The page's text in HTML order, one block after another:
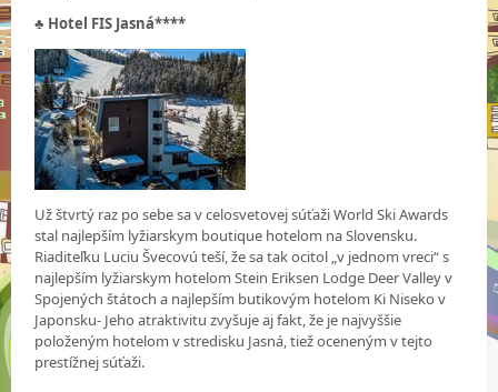
♣ Hotel FIS Jasná****
Už štvrtý raz po sebe sa v celosvetovej súťaži World Ski Awards
stal najlepším lyžiarskym boutique hotelom na Slovensku.
Riaditeľku Luciu Švecovú teší, že sa tak ocitol „v jednom vreci“ s
najlepším lyžiarskym hotelom Stein Eriksen Lodge Deer Valley v
Spojených štátoch a najlepším butikovým hotelom Ki Niseko v
Japonsku- Jeho atraktivitu zvyšuje aj fakt, že je najvyššie
položeným hotelom v stredisku Jasná, tiež oceneným v tejto
prestížnej súťaži.